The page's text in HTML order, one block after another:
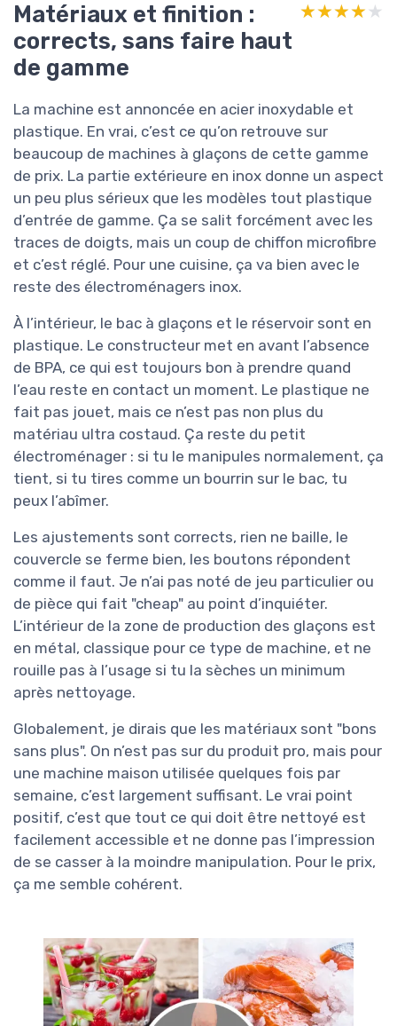
Matériaux et finition :
corrects, sans faire haut
de gamme
★★★★★
★★★★★
La machine est annoncée en acier inoxydable et
plastique. En vrai, c’est ce qu’on retrouve sur
beaucoup de machines à glaçons de cette gamme
de prix. La partie extérieure en inox donne un aspect
un peu plus sérieux que les modèles tout plastique
d’entrée de gamme. Ça se salit forcément avec les
traces de doigts, mais un coup de chiffon microfibre
et c’est réglé. Pour une cuisine, ça va bien avec le
reste des électroménagers inox.
À l’intérieur, le bac à glaçons et le réservoir sont en
plastique. Le constructeur met en avant l’absence
de BPA, ce qui est toujours bon à prendre quand
l’eau reste en contact un moment. Le plastique ne
fait pas jouet, mais ce n’est pas non plus du
matériau ultra costaud. Ça reste du petit
électroménager : si tu le manipules normalement, ça
tient, si tu tires comme un bourrin sur le bac, tu
peux l’abîmer.
Les ajustements sont corrects, rien ne baille, le
couvercle se ferme bien, les boutons répondent
comme il faut. Je n’ai pas noté de jeu particulier ou
de pièce qui fait "cheap" au point d’inquiéter.
L’intérieur de la zone de production des glaçons est
en métal, classique pour ce type de machine, et ne
rouille pas à l’usage si tu la sèches un minimum
après nettoyage.
Globalement, je dirais que les matériaux sont "bons
sans plus". On n’est pas sur du produit pro, mais pour
une machine maison utilisée quelques fois par
semaine, c’est largement suffisant. Le vrai point
positif, c’est que tout ce qui doit être nettoyé est
facilement accessible et ne donne pas l’impression
de se casser à la moindre manipulation. Pour le prix,
ça me semble cohérent.